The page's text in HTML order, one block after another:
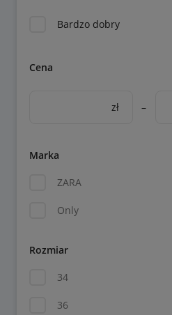
Bardzo dobry
Cena
zł –
Marka
ZARA
Only
Rozmiar
34
36